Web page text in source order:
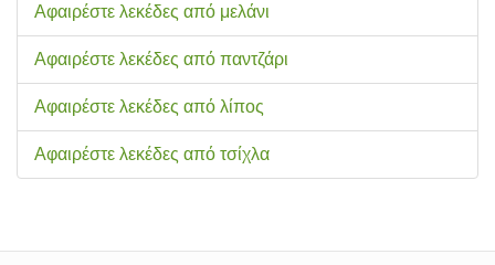
Αφαιρέστε λεκέδες από μελάνι
Αφαιρέστε λεκέδες από παντζάρι
Αφαιρέστε λεκέδες από λίπος
Αφαιρέστε λεκέδες από τσίχλα